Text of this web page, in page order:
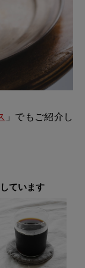
」でもご紹介し
ています